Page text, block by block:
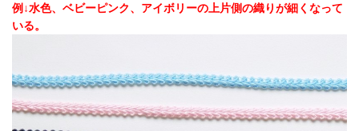
例↓水色、ベビーピンク、アイボリーの上片側の織りが細くなって
いる。